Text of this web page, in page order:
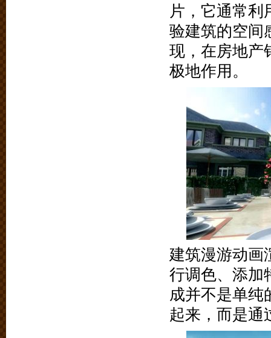
片，它通常利
验建筑的空间
现，在房地产
极地作用。
建筑漫游动画
行调色、添加
成并不是单纯
起来，而是通